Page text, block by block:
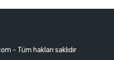
- Tüm hakları saklıdır